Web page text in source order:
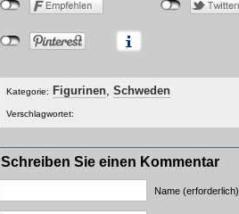
Kategorie: Figurinen, Schweden
Verschlagwortet:
Schreiben Sie einen Kommentar
Name (erforderlich)